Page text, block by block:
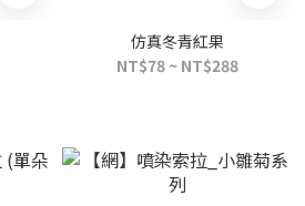
仿真冬青紅果
NT$78 ~ NT$288